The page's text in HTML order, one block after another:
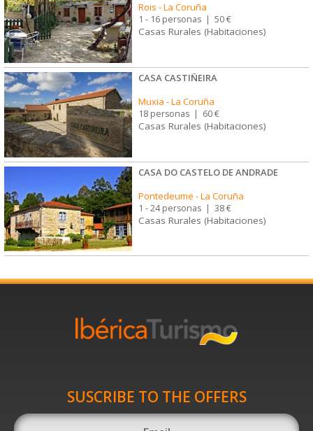
Rois -La Coruña
1 - 16 personas | 50 €
Casas Rurales (Habitaciones)
CASA CASTIÑEIRA
Muxia -La Coruña
18 personas | 60 €
Casas Rurales (Habitaciones)
CASA DO CASTELO DE ANDRADE
Pontedeume -La Coruña
1 - 24 personas | 38 €
Casas Rurales (Habitaciones)
SUSCRIBE TO THE OFFERS